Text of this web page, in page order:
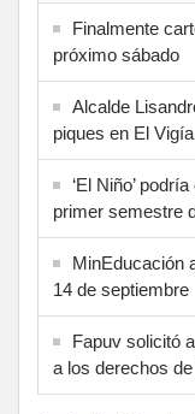
Finalmente
próximo sábado
Alcalde
piques en El Vigía
‘El Niño’
primer semestre
MinEducación
14 de septiembre
Fapuv solicitó
a los derechos